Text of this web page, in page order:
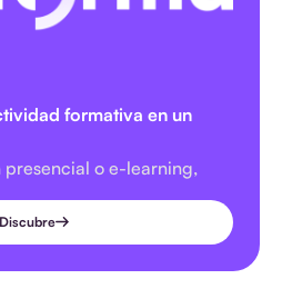
formativa en un
o e-learning,
Discubre